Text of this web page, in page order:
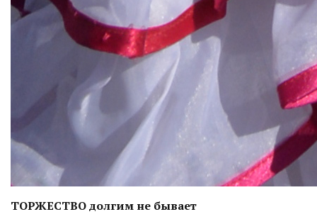
ТОРЖЕСТВО долгим не бывает